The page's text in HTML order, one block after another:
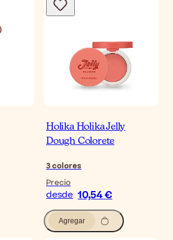
Holika Holika Jelly
Dough Colorete
3colores
Precio
desde 10,54 €
Agregar